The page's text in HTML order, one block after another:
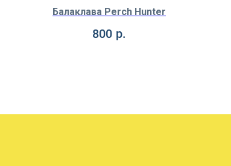
Балаклава Perch Hunter
800 р.